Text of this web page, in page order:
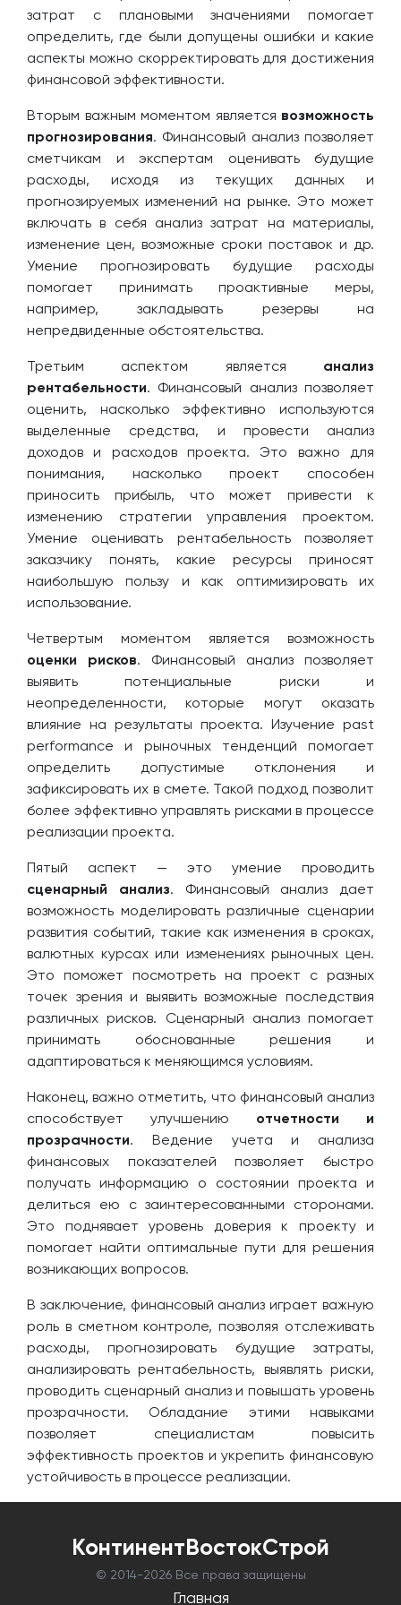
затрат с плановыми значениями помогает
определить, где были допущены ошибки и какие
аспекты можно скорректировать для достижения
финансовой эффективности.
Вторым важным моментом является возможность
прогнозирования. Финансовый анализ позволяет
сметчикам и экспертам оценивать будущие
расходы, исходя из текущих данных и
прогнозируемых изменений на рынке. Это может
включать в себя анализ затрат на материалы,
изменение цен, возможные сроки поставок и др.
Умение прогнозировать будущие расходы
помогает принимать проактивные меры,
например, закладывать резервы на
непредвиденные обстоятельства.
Третьим аспектом является анализ
рентабельности. Финансовый анализ позволяет
оценить, насколько эффективно используются
выделенные средства, и провести анализ
доходов и расходов проекта. Это важно для
понимания, насколько проект способен
приносить прибыль, что может привести к
изменению стратегии управления проектом.
Умение оценивать рентабельность позволяет
заказчику понять, какие ресурсы приносят
наибольшую пользу и как оптимизировать их
использование.
Четвертым моментом является возможность
оценки рисков. Финансовый анализ позволяет
выявить потенциальные риски и
неопределенности, которые могут оказать
влияние на результаты проекта. Изучение past
performance и рыночных тенденций помогает
определить допустимые отклонения и
зафиксировать их в смете. Такой подход позволит
более эффективно управлять рисками в процессе
реализации проекта.
Пятый аспект — это умение проводить
сценарный анализ. Финансовый анализ дает
возможность моделировать различные сценарии
развития событий, такие как изменения в сроках,
валютных курсах или изменениях рыночных цен.
Это поможет посмотреть на проект с разных
точек зрения и выявить возможные последствия
различных рисков. Сценарный анализ помогает
принимать обоснованные решения и
адаптироваться к меняющимся условиям.
Наконец, важно отметить, что финансовый анализ
способствует улучшению отчетности и
прозрачности. Ведение учета и анализа
финансовых показателей позволяет быстро
получать информацию о состоянии проекта и
делиться ею с заинтересованными сторонами.
Это поднявает уровень доверия к проекту и
помогает найти оптимальные пути для решения
возникающих вопросов.
В заключение, финансовый анализ играет важную
роль в сметном контроле, позволяя отслеживать
расходы, прогнозировать будущие затраты,
анализировать рентабельность, выявлять риски,
проводить сценарный анализ и повышать уровень
прозрачности. Обладание этими навыками
позволяет специалистам повысить
эффективность проектов и укрепить финансовую
устойчивость в процессе реализации.
КонтинентВостокСтрой
© 2014-2026 Все права защищены
Главная